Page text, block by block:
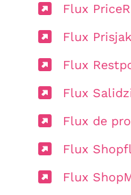
Flux
Flux
Flux
Flux
Flux de
Flux
Flux